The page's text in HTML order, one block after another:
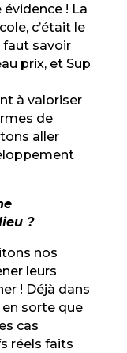
évidence ! La
c’était le
faut savoir
prix, et Sup
à valoriser
de
aller
?
nos
leurs
! Déjà dans
sorte que
cas
réels faits